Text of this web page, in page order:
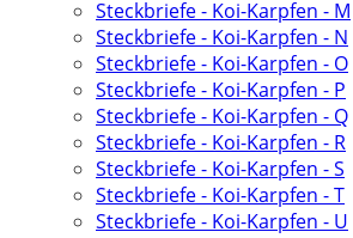
Steckbriefe - Koi-Karpfen - M
Steckbriefe - Koi-Karpfen - N
Steckbriefe - Koi-Karpfen - O
Steckbriefe - Koi-Karpfen - P
Steckbriefe - Koi-Karpfen - Q
Steckbriefe - Koi-Karpfen - R
Steckbriefe - Koi-Karpfen - S
Steckbriefe - Koi-Karpfen - T
Steckbriefe - Koi-Karpfen - U